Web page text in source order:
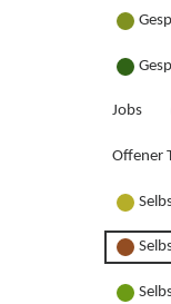
Jobs
Offener